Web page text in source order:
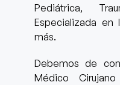
Pediátrica,
Especializada en
más.
Debemos de
Médico